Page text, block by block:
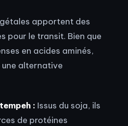
apportent des
pour le transit. Bien que
en acides aminés,
alternative
: Issus du soja, ils
de protéines